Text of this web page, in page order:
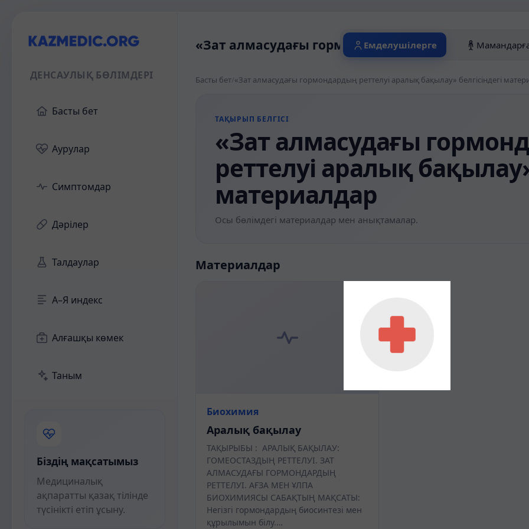
ДЕНСАУЛЫҚ БӨЛІМДЕРІ
Басты бет
Аурулар
Симптомдар
Дәрілер
Талдаулар
А–Я индекс
Алғашқы көмек
Таным
Біздің мақсатымыз
Медициналық
ақпаратты қазақ тілінде
түсінікті етіп ұсыну.
«Зат алмасудағы гормондардың реттелуі аралық
Емделушілерге
Басты бет/«Зат алмасудағы гормондардың реттелуі аралық бақылау» белгісіндегі
ТАҚЫРЫП БЕЛГІСІ
«Зат алмасудағы
реттелуі аралық бақылау»
материалдар
Осы бөлімдегі материалдар мен анықтамалар.
Материалдар
Биохимия
Аралық бақылау
ТАҚЫРЫБЫ : АРАЛЫҚ БАҚЫЛАУ:
ГОМЕОСТАЗДЫҢ РЕТТЕЛУІ. ЗАТ
АЛМАСУДАҒЫ ГОРМОНДАРДЫҢ
РЕТТЕЛУІ. АҒЗА МЕН ҰЛПА
БИОХИМИЯСЫ САБАҚТЫҢ МАҚСАТЫ:
Негізгі гормондардың биосинтезі мен
құрылымын білу.…